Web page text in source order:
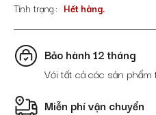
Tình trạng
Hết hàng.
Bảo hành 12 tháng
Với tất cả các sản phẩm
Miễn phí vận chuyển